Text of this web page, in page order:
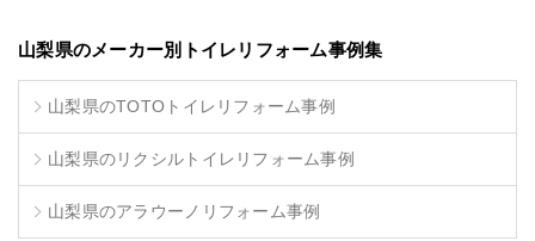
山梨県のメーカー別トイレリフォーム事例集
山梨県のTOTOトイレリフォーム事例
山梨県のリクシルトイレリフォーム事例
山梨県のアラウーノリフォーム事例